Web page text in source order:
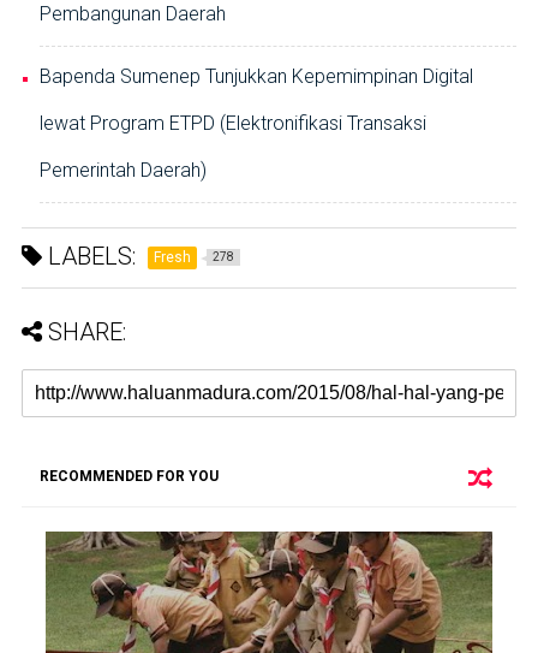
Pembangunan Daerah
Bapenda Sumenep Tunjukkan Kepemimpinan Digital
lewat Program ETPD (Elektronifikasi Transaksi
Pemerintah Daerah)
LABELS: Fresh 278
SHARE:
RECOMMENDED FOR YOU